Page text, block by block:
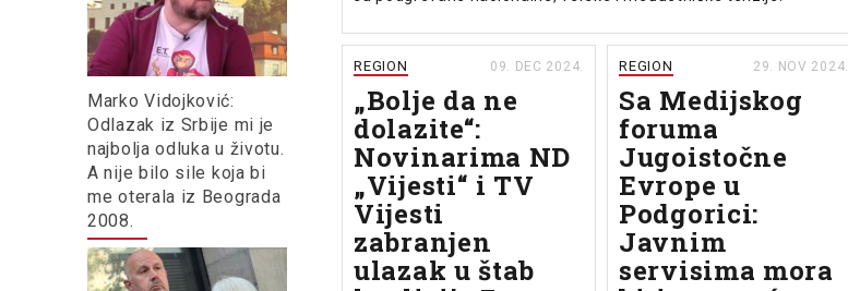
Marko Vidojković:
Odlazak iz Srbije mi je
najbolja odluka u životu.
A nije bilo sile koja bi
me oterala iz Beograda
2008.
REGION 09. DEC 2024.
„Bolje da ne
dolazite“:
Novinarima ND
„Vijesti“ i TV
Vijesti
zabranjen
ulazak u štab
REGION 29. NOV 2024.
Sa Medijskog
foruma
Jugoistočne
Evrope u
Podgorici:
Javnim
servisima mora